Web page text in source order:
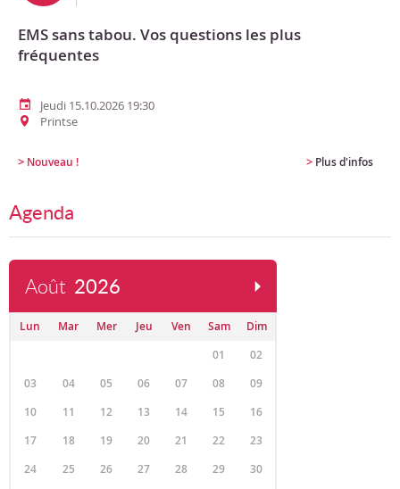
EMS sans tabou. Vos questions les plus
fréquentes
Jeudi 15.10.2026 19:30
Printse
> Nouveau ! > Plus d'infos
Agenda
Août 2026
Lun Mar Mer Jeu Ven Sam
Dim
01
02
03
04 05 06 07 08
09
10
11 12 13 14 15
16
17
18 19 20 21 22
23
24
25 26 27 28 29
30